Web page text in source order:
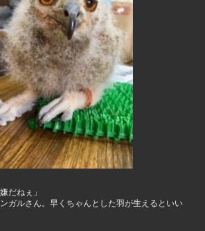
だねぇ」
ガルさん。早くちゃんとした羽が生えるといい